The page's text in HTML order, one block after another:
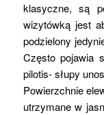
klasyczne, są
wizytówką jest
podzielony
Często pojawia
pilotis- słupy
Powierzchnie
utrzymane w